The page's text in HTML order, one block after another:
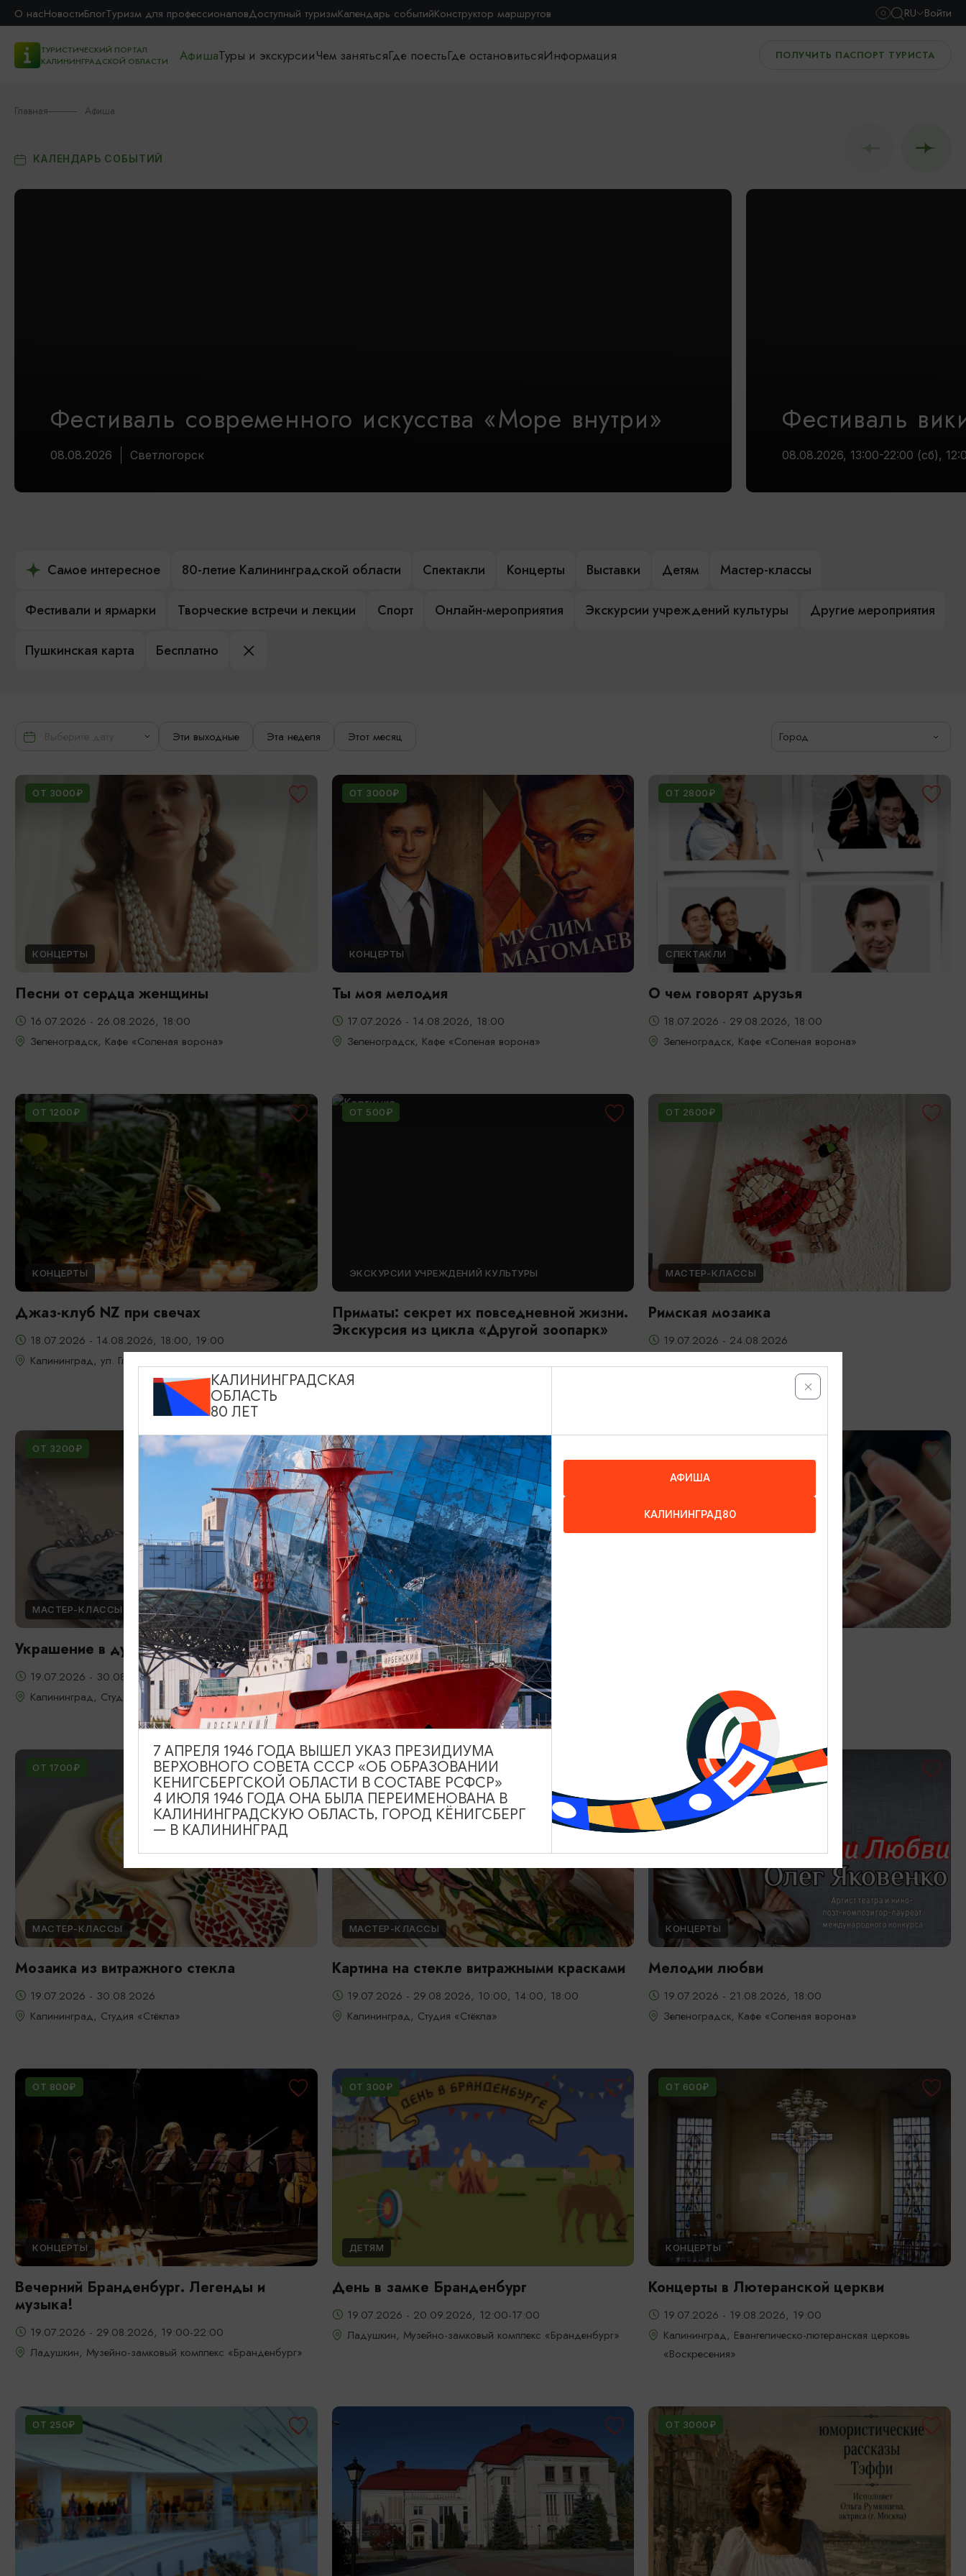
О насНовостиБлогТуризм для профессионаловДоступный туризмКалендарь событийКонструктор маршрутов RU Войти
ТУРИСТИЧЕСКИЙ ПОРТАЛ
КАЛИНИНГРАДСКОЙ ОБЛАСТИ
АфишаТуры и экскурсииЧем занятьсяГде поестьГде остановитьсяИнформация ПОЛУЧИТЬ ПАСПОРТ ТУРИСТА
Главная Афиша
КАЛЕНДАРЬ СОБЫТИЙ
Фестиваль современного искусства «Море внутри»
08.08.2026 Светлогорск
Фестиваль
08.08.2026, 13:00-22:00 (сб),
Самое интересное 80-летие Калининградской области Спектакли Концерты Выставки Детям Мастер-классы
Фестивали и ярмарки Творческие встречи и лекции Спорт Онлайн-мероприятия Экскурсии учреждений культуры Другие мероприятия
Пушкинская карта Бесплатно
Эти выходные Эта неделя Этот месяц Город
ОТ 3000₽
КОНЦЕРТЫ
Песни от сердца женщины
16.07.2026 - 26.08.2026, 18:00
Зеленоградск, Кафе «Соленая ворона»
ОТ 3000₽
КОНЦЕРТЫ
Ты моя мелодия
17.07.2026 - 14.08.2026, 18:00
Зеленоградск, Кафе «Соленая ворона»
ОТ 2800₽
СПЕКТАКЛИ
О чем говорят друзья
18.07.2026 - 29.08.2026, 18:00
Зеленоградск, Кафе «Соленая ворона»
ОТ 1200₽
КОНЦЕРТЫ
Джаз-клуб NZ при свечах
18.07.2026 - 14.08.2026, 18:00, 19:00
Калининград, ул. Глазунова, 9
ОТ 500₽
ЭКСКУРСИИ УЧРЕЖДЕНИЙ КУЛЬТУРЫ
Приматы: секрет их повседневной жизни.
Экскурсия из цикла «Другой зоопарк»
Калининград, Калининградский зоопарк
ОТ 2600₽
МАСТЕР-КЛАССЫ
Римская мозаика
19.07.2026 - 24.08.2026
ОТ 3200₽
МАСТЕР-КЛАССЫ
Украшение в духе старого Кенигсберга
19.07.2026 - 30.08.2026
Калининград, Студия «Стёкла»
ОТ 2800₽
МАСТЕР-КЛАССЫ
Мозаика в технике Тренкадис
19.07.2026 - 28.08.2026, 10:00, 18:00
Калининград, Студия «Стёкла»
Калининград, Студия «Стёкла»
ОТ 1700₽
МАСТЕР-КЛАССЫ
Мозаика из витражного стекла
19.07.2026 - 30.08.2026
Калининград, Студия «Стёкла»
ОТ 2200₽
МАСТЕР-КЛАССЫ
Картина на стекле витражными красками
19.07.2026 - 29.08.2026, 10:00, 14:00, 18:00
Калининград, Студия «Стёкла»
ОТ 3000₽
КОНЦЕРТЫ
Мелодии любви
19.07.2026 - 21.08.2026, 18:00
Зеленоградск, Кафе «Соленая ворона»
ОТ 800₽
КОНЦЕРТЫ
Вечерний Бранденбург. Легенды и
музыка!
19.07.2026 - 29.08.2026, 19:00-22:00
Ладушкин, Музейно-замковый комплекс «Бранденбург»
ОТ 300₽
ДЕТЯМ
День в замке Бранденбург
19.07.2026 - 20.09.2026, 12:00-17:00
Ладушкин, Музейно-замковый комплекс «Бранденбург»
ОТ 600₽
КОНЦЕРТЫ
Концерты в Лютеранской церкви
19.07.2026 - 19.08.2026, 19:00
Калининград, Евангелическо-лютеранская церковь
«Воскресения»
ОТ 250₽ ОТ 3000₽
КАЛИНИНГРАДСКАЯ
ОБЛАСТЬ
80 ЛЕТ
АФИША
КАЛИНИНГРАД80
7 АПРЕЛЯ 1946 ГОДА ВЫШЕЛ УКАЗ ПРЕЗИДИУМА
ВЕРХОВНОГО СОВЕТА СССР «ОБ ОБРАЗОВАНИИ
КЕНИГСБЕРГСКОЙ ОБЛАСТИ В СОСТАВЕ РСФСР»
4 ИЮЛЯ 1946 ГОДА ОНА БЫЛА ПЕРЕИМЕНОВАНА В
КАЛИНИНГРАДСКУЮ ОБЛАСТЬ, ГОРОД КЁНИГСБЕРГ
— В КАЛИНИНГРАД